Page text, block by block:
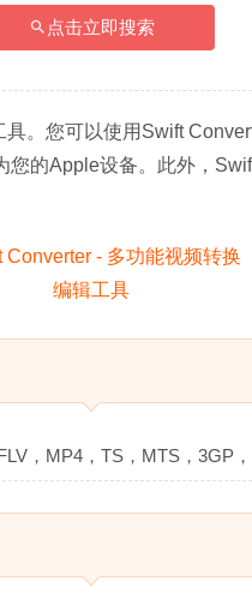
点击立即搜索
。您可以使用Swift
的Apple设备。此外，
，MP4，TS，MTS，3GP，